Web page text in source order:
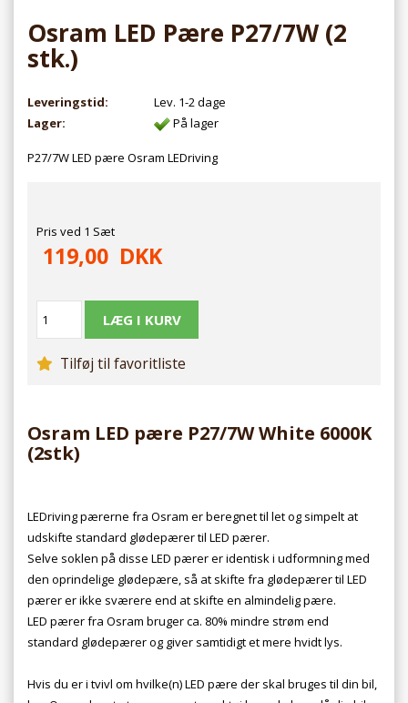
Osram LED Pære P27/7W (2
stk.)
Leveringstid:
Lev. 1-2 dage
Lager:
På lager
P27/7W LED pære Osram LEDriving
Pris ved 1 Sæt
119,00 DKK
Tilføj til favoritliste
Osram LED pære P27/7W White 6000K
(2stk)
LEDriving pærerne fra Osram er beregnet til let og simpelt at
udskifte standard glødepærer til LED pærer.
Selve soklen på disse LED pærer er identisk i udformning med
den oprindelige glødepære, så at skifte fra glødepærer til LED
pærer er ikke sværere end at skifte en almindelig pære.
LED pærer fra Osram bruger ca. 80% mindre strøm end
standard glødepærer og giver samtidigt et mere hvidt lys.
Hvis du er i tvivl om hvilke(n) LED pære der skal bruges til din bil,